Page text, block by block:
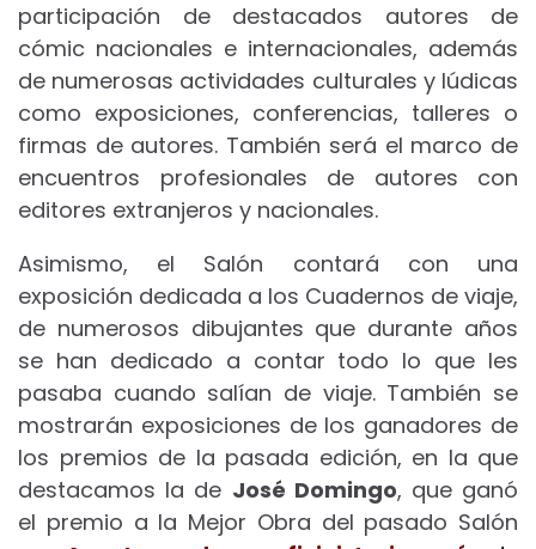
participación de destacados autores de
cómic nacionales e internacionales, además
de numerosas actividades culturales y lúdicas
como exposiciones, conferencias, talleres o
firmas de autores. También será el marco de
encuentros profesionales de autores con
editores extranjeros y nacionales.
Asimismo, el Salón contará con una
exposición dedicada a los Cuadernos de viaje,
de numerosos dibujantes que durante años
se han dedicado a contar todo lo que les
pasaba cuando salían de viaje. También se
mostrarán exposiciones de los ganadores de
los premios de la pasada edición, en la que
destacamos la de José Domingo, que ganó
el premio a la Mejor Obra del pasado Salón